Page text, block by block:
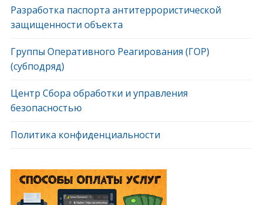
Разработка паспорта антитеррористической
защищенности объекта
Группы Оперативного Реагирования (ГОР)
(субподряд)
Центр Сбора обработки и управления
безопасностью
Политика конфиденциальности